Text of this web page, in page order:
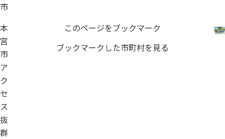
市
本
宮
市
このページをブックマーク
ブックマークした市町村を見る
ア
ク
セ
ス
抜
群